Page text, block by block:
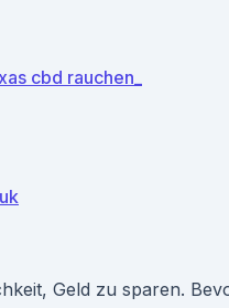
cbd rauchen_
Geld zu sparen.